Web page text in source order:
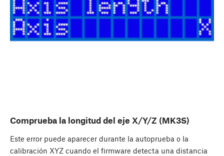
Comprueba la longitud del eje X/Y/Z (MK3S)
Este error puede aparecer durante la autoprueba o la
calibración XYZ cuando el firmware detecta una distancia